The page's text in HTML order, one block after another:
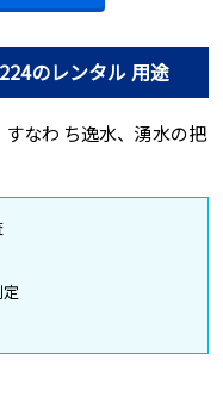
のレンタル 用途
なわ ち逸水、湧水の把